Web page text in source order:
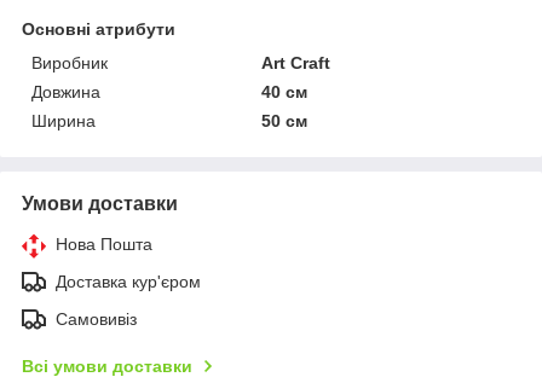
Основні атрибути
Виробник
Art Craft
Довжина
40 см
Ширина
50 см
Умови доставки
Нова Пошта
Доставка кур'єром
Самовивіз
Всі умови доставки